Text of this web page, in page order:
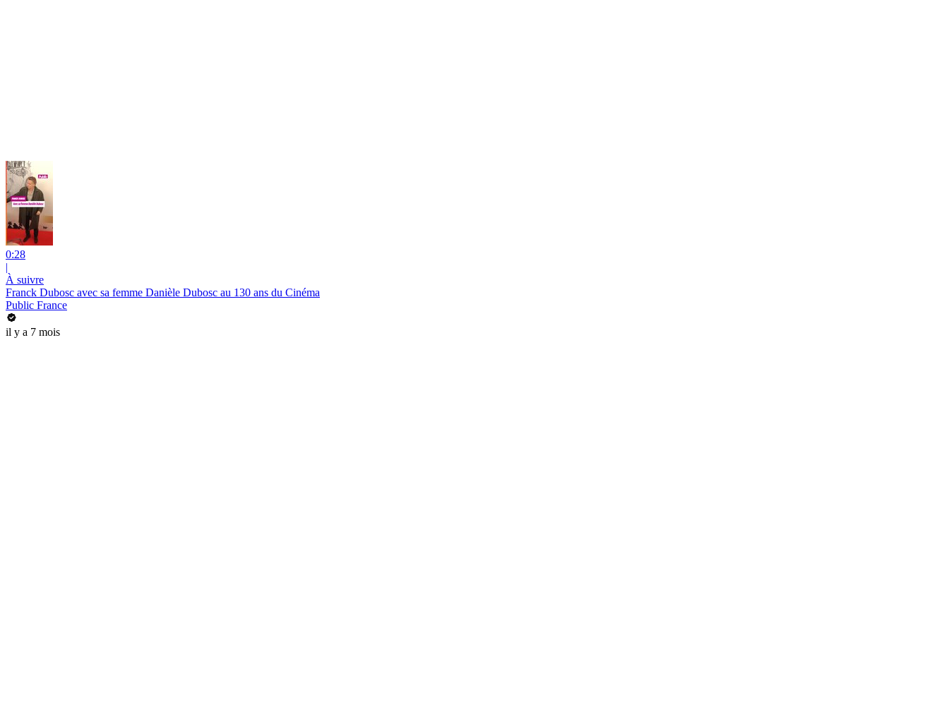
0:28
|
À suivre
Franck Dubosc avec sa femme Danièle Dubosc au 130 ans du Cinéma
Public France
il y a 7 mois